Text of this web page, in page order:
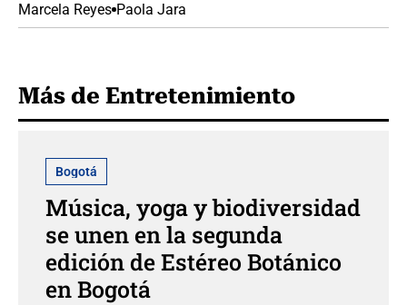
Marcela Reyes Paola Jara
Más de Entretenimiento
Bogotá
Música, yoga y biodiversidad
se unen en la segunda
edición de Estéreo Botánico
en Bogotá